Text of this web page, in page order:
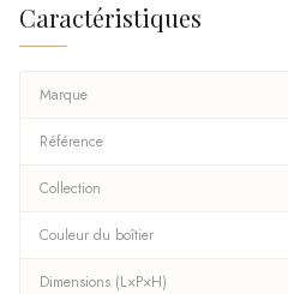
Caractéristiques
Marque
Référence
Collection
Couleur du boîtier
Dimensions (L×P×H)